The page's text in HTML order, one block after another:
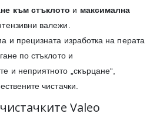
към стъклото и максимална
валежи.
и прецизната изработка на перата
по стъклото и
и неприятното „скърцане“,
чистачки.
Valeo